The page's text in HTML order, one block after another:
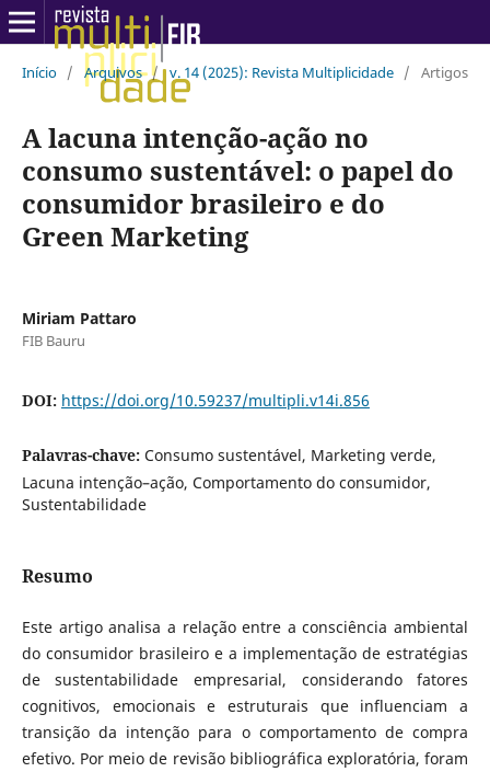
Início / Arquivos / v. 14 (2025): Revista Multiplicidade / Artigos
A lacuna intenção-ação no
consumo sustentável: o papel do
consumidor brasileiro e do
Green Marketing
Miriam Pattaro
FIB Bauru
DOI: https://doi.org/10.59237/multipli.v14i.856
Palavras-chave: Consumo sustentável, Marketing verde,
Lacuna intenção–ação, Comportamento do consumidor,
Sustentabilidade
Resumo
Este artigo analisa a relação entre a consciência ambiental
do consumidor brasileiro e a implementação de estratégias
de sustentabilidade empresarial, considerando fatores
cognitivos, emocionais e estruturais que influenciam a
transição da intenção para o comportamento de compra
efetivo. Por meio de revisão bibliográfica exploratória, foram